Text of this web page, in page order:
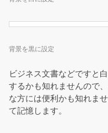
背景を黒に設定
ビジネス文書などですと
するかも知れませんので
な方には便利かも知れま
て記憶します。